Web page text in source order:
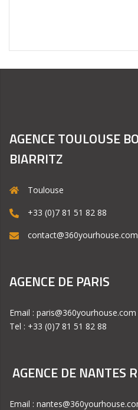
AGENCE TOULOUSE
BIARRITZ
Toulouse
+33 (0)7 81 51 82 88
contact@360yourhouse.com
AGENCE DE PARIS
Email : paris@360yourhouse.com
Tel : +33 (0)7 81 51 82 88
AGENCE DE NANTES
Email :